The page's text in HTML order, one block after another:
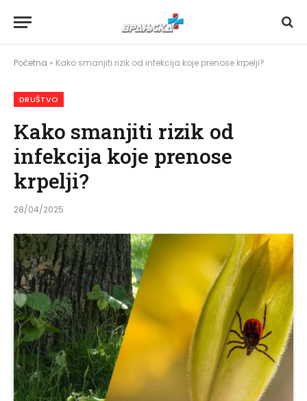
Početna » Kako smanjiti rizik od infekcija koje prenose krpelji?
DRUŠTVO
Kako smanjiti rizik od
infekcija koje prenose
krpelji?
28/04/2025